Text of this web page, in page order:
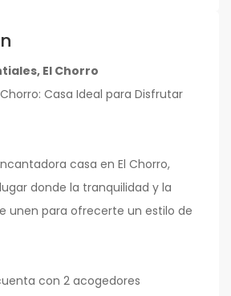
El Chorro
Casa Ideal para Disfrutar
casa en El Chorro,
donde la tranquilidad y la
unen para ofrecerte un estilo de
con 2 acogedores